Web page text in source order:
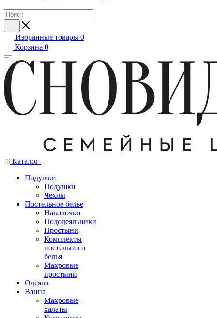
Избранные товары 0
Корзина 0
Каталог
Подушки
Подушки
Чехлы
Постельное белье
Наволочки
Пододеяльники
Простыни
Комплекты
постельного
белья
Махровые
простыни
Одеяла
Ванна
Махровые
халаты